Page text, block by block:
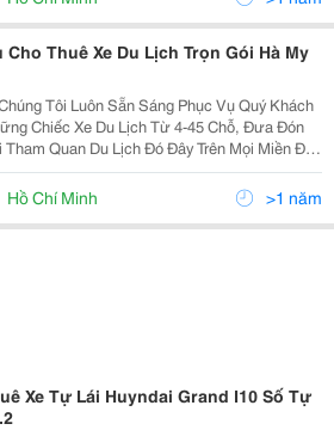
Cho Thuê Xe Du Lịch Trọn Gói Hà My
Tôi Luôn Sẵn Sáng Phục Vụ Quý Khách
Chiếc Xe Du Lịch Từ 4-45 Chỗ, Đưa Đón
Tham Quan Du Lịch Đó Đây Trên Mọi Miền Đất
Nam , Quý Khách Có Nhu Cầu Thuê Xe Hãy
Ty Chúng Tôi Chúng Tôi Sẽ Làm Hài Lòn
Hồ Chí Minh >1 năm
Xe Tự Lái Huyndai Grand I10 Số Tự